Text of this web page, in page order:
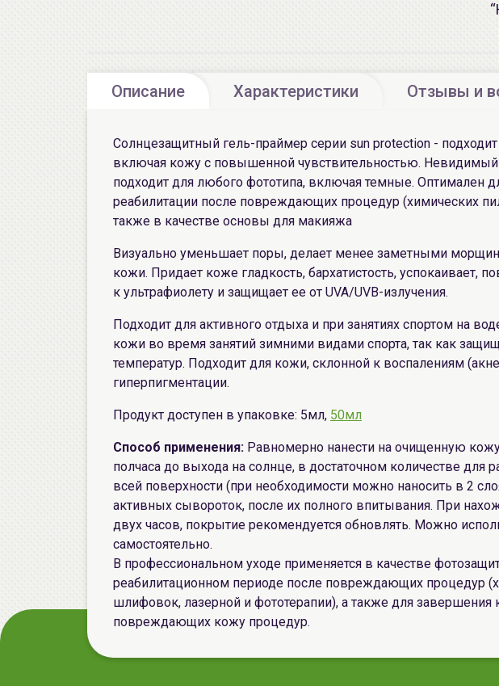
Описание Характеристики Отзывы и
Солнцезащитный гель-праймер серии sun protection -
включая кожу с повышенной чувствительностью.
подходит для любого фототипа, включая темные. Оптимален
реабилитации после повреждающих процедур (химических
также в качестве основы для макияжа
Визуально уменьшает поры, делает менее заметными
кожи. Придает коже гладкость, бархатистость, успокаивает,
к ультрафиолету и защищает ее от UVA/UVB-излучения.
Подходит для активного отдыха и при занятиях спортом на
кожи во время занятий зимними видами спорта, так как
температур. Подходит для кожи, склонной к воспалениям
гиперпигментации.
Продукт доступен в упаковке: 5мл, 50мл
Способ применения: Равномерно нанести на очищенную
полчаса до выхода на солнце, в достаточном количестве для
всей поверхности (при необходимости можно наносить в 2
активных сывороток, после их полного впитывания. При
двух часов, покрытие рекомендуется обновлять. Можно
самостоятельно.
В профессиональном уходе применяется в качестве
реабилитационном периоде после повреждающих процедур
шлифовок, лазерной и фототерапии), а также для завершения
повреждающих кожу процедур.